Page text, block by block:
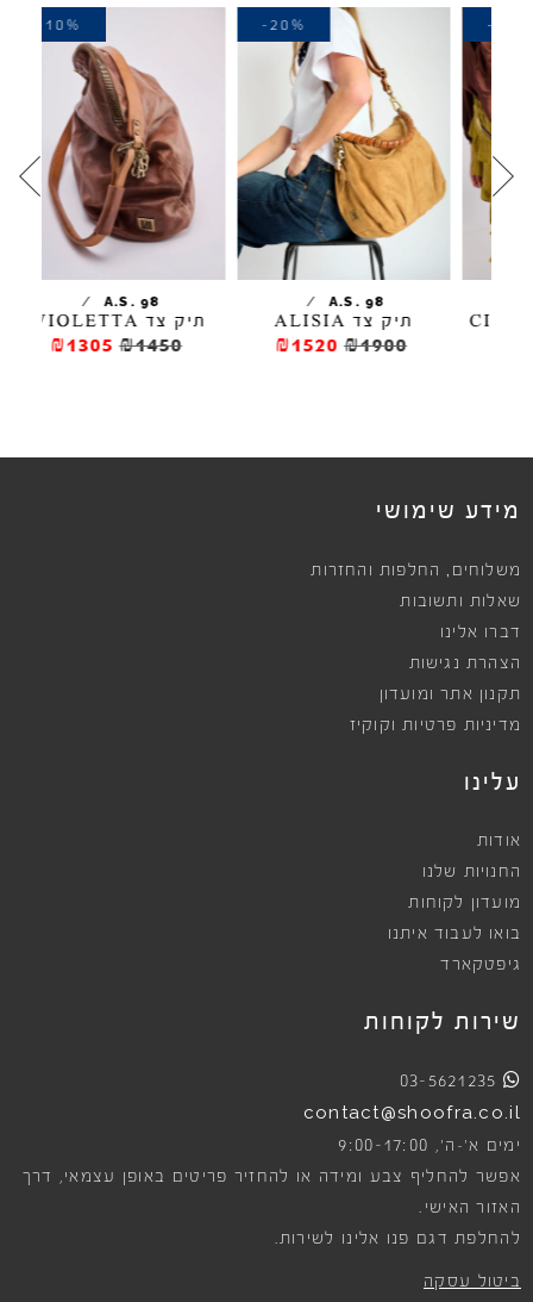
A.S. 98
/
תיק צד ALISIA
₪1900
₪1520
-20%
A.S. 98
/
תיק צד VIOLETTA
₪1450
₪1305
-10%
מידע שימושי
משלוחים , החלפות והחזרות
שאלות ותשובות
דברו אלינו
הצהרת נגישות
תקנון אתר ומועדון
מדיניות פרטיות וקוקיז
עלינו
אודות
החנויות שלנו
מועדון לקוחות
בואו לעבוד איתנו
גיפטקארד
שירות לקוחות
03-5621235
contact@shoofra.co.il
ימים א׳-ה׳, 9:00-17:00
אפשר להחליף צבע ומידה או להחזיר פריטים באופן עצמאי, דרך
האזור האישי.
להחלפת דגם פנו אלינו לשירות.
ביטול עסקה